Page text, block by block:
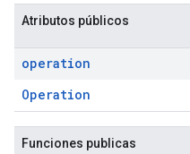
Atributos públicos
operation
Operation
Funciones publicas